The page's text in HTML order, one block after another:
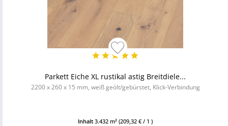
Parkett Eiche XL rustikal astig Breitdiele...
2200 x 260 x 15 mm, weiß geölt/gebürstet, Klick-Verbindung
Inhalt 3.432 m² (209,32 € / 1 )